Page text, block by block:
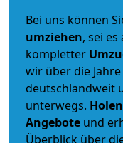
Bei uns können
umziehen, sei es
kompletter
wir über die
deutschlandweit
unterwegs.
Angebote und
Überblick über